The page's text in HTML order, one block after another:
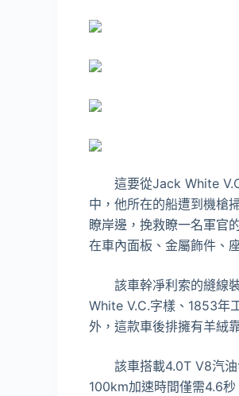
這要從Jack White V.C.
中，他所在的船遭到機槍
瞭岸邊，挽救瞭一名軍官
在車內面板、金屬飾件、
該車幹凈利索的縫線裝
White V.C.字樣、1853年
外，這款車後排擁有羊絨
該車搭載4.0T V8汽油
100km加速時間僅需4.6秒